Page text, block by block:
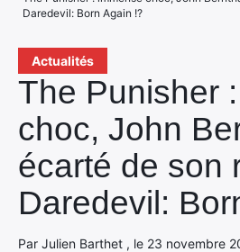
Actualités
The Punisher
choc, John
écarté de son
Daredevil:
Par Julien Barthet , le 23 novembre
Daredevil: Born Again !?